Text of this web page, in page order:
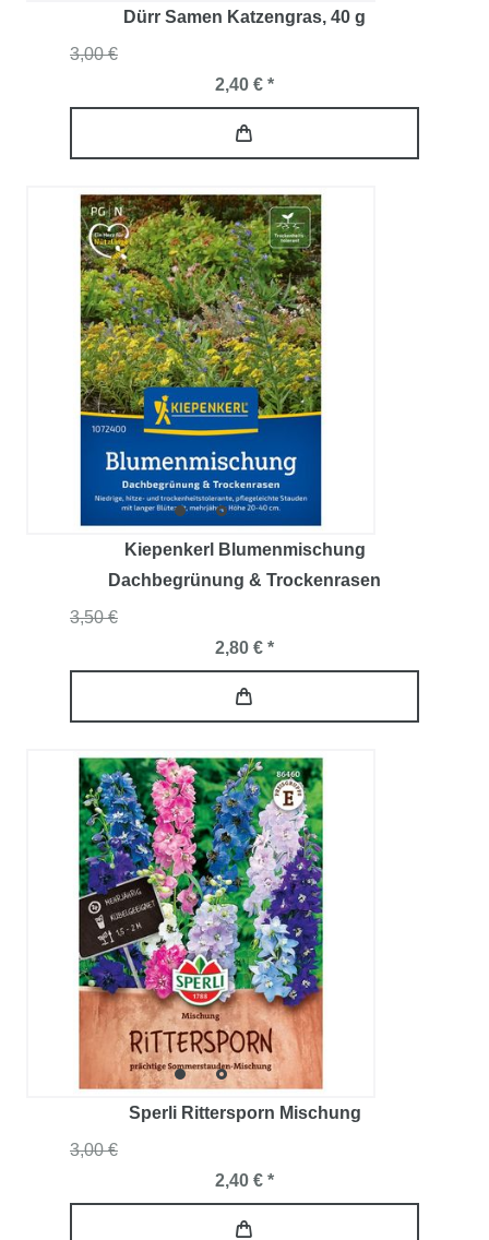
Dürr Samen Katzengras, 40 g
3,00 €
2,40 € *
Kiepenkerl Blumenmischung
Dachbegrünung & Trockenrasen
3,50 €
2,80 € *
Sperli Rittersporn Mischung
3,00 €
2,40 € *